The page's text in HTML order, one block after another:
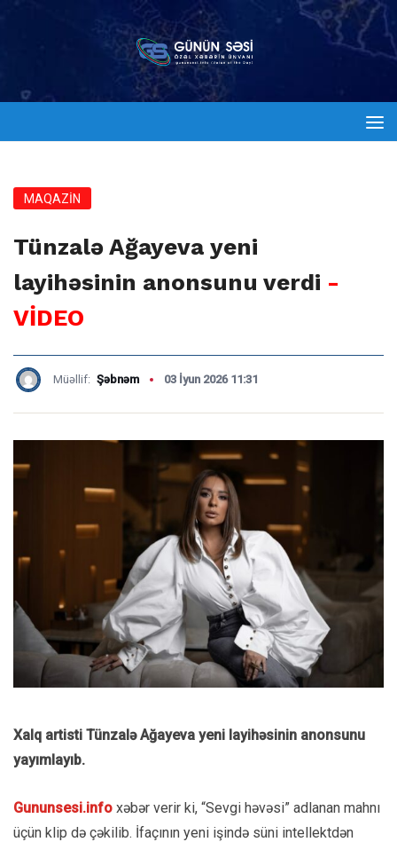
MAQAZİN
Tünzalə Ağayeva yeni
layihəsinin anonsunu verdi -
VİDEO
Müəllif: Şəbnəm 03 İyun 2026 11:31
Xalq artisti Tünzalə Ağayeva yeni layihəsinin anonsunu
yayımlayıb.
Gununsesi.info xəbər verir ki, “Sevgi həvəsi” adlanan mahnı
üçün klip də çəkilib. İfaçının yeni işində süni intellektdən